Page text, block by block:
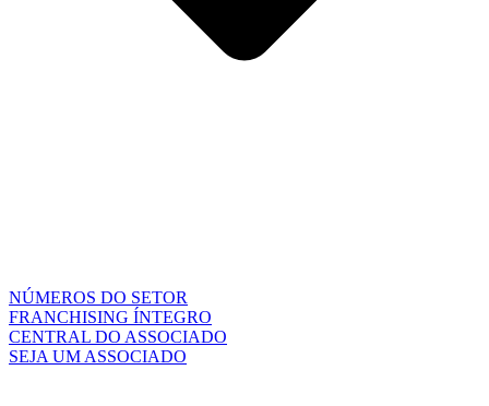
NÚMEROS DO SETOR
FRANCHISING ÍNTEGRO
CENTRAL DO ASSOCIADO
SEJA UM ASSOCIADO